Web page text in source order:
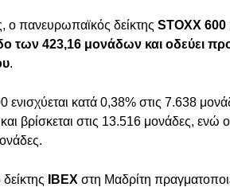
ο πανευρωπαϊκός δείκτης STOXX 600
των 423,16 μονάδων και οδεύει
.
ενισχύεται κατά 0,38% στις 7.638
βρίσκεται στις 13.516 μονάδες, ενώ ο
IBEX στη Μαδρίτη